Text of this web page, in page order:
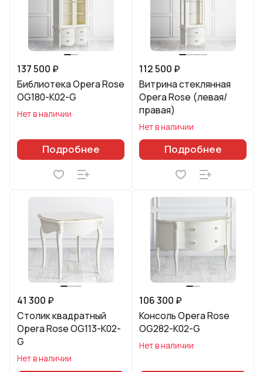
137 500 ₽
Библиотека Opera Rose
OG180-K02-G
Нет в наличии
Подробнее
112 500 ₽
Витрина стеклянная
Opera Rose (левая/
правая)
Нет в наличии
Подробнее
41 300 ₽
Столик квадратный
Opera Rose OG113-K02-
G
Нет в наличии
106 300 ₽
Консоль Opera Rose
OG282-K02-G
Нет в наличии